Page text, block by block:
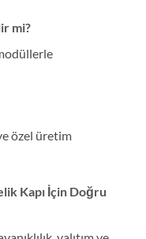
mi?
özel üretim
Kapı İçin Doğru